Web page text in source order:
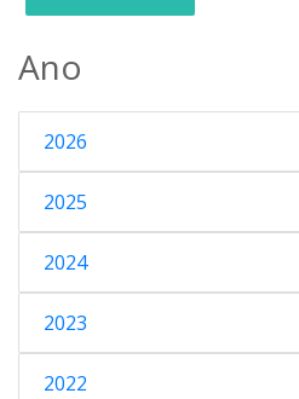
Ano
2026
2025
2024
2023
2022